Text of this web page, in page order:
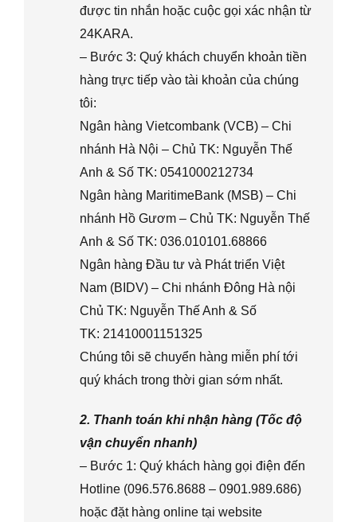
được tin nhắn hoặc cuộc gọi xác nhận từ
24KARA.
– Bước 3: Quý khách chuyển khoản tiền
hàng trực tiếp vào tài khoản của chúng
tôi:
Ngân hàng Vietcombank (VCB) – Chi
nhánh Hà Nội – Chủ TK: Nguyễn Thế
Anh & Số TK: 0541000212734
Ngân hàng MaritimeBank (MSB) – Chi
nhánh Hồ Gươm – Chủ TK: Nguyễn Thế
Anh & Số TK: 036.010101.68866
Ngân hàng Đầu tư và Phát triển Việt
Nam (BIDV) – Chi nhánh Đông Hà nội
Chủ TK: Nguyễn Thế Anh & Số
TK: 21410001151325
Chúng tôi sẽ chuyển hàng miễn phí tới
quý khách trong thời gian sớm nhất.
2. Thanh toán khi nhận hàng (Tốc độ
vận chuyển nhanh)
– Bước 1: Quý khách hàng gọi điện đến
Hotline (096.576.8688 – 0901.989.686)
hoặc đặt hàng online tại website